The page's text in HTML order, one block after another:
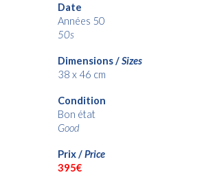
Date
Années 50
50s
Dimensions /Sizes
38 x 46 cm
Condition
Bon état
Good
Prix /Price
395€